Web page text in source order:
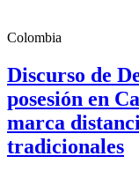
Colombia
Discurso de
posesión en
marca
tradicionales